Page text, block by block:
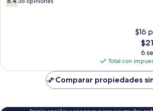
de
$16
El
es
de
$21
6
Total con
Comparar propiedades